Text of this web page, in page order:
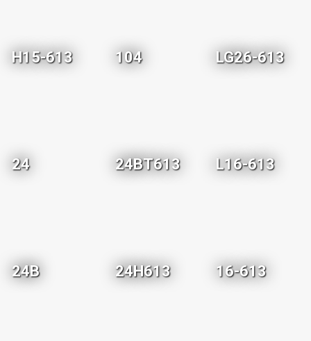
H15-613 104 LG26-613
24 24BT613 L16-613
24B 24H613 16-613